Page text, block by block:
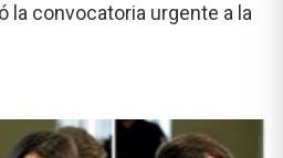
la convocatoria urgente a la